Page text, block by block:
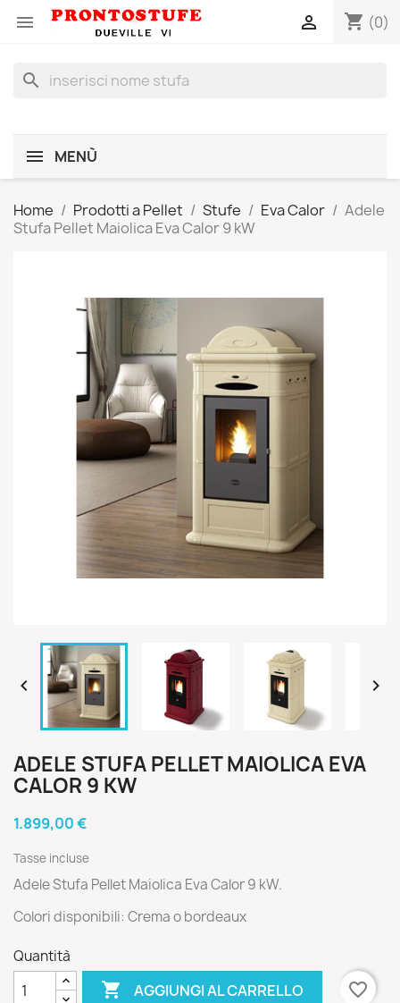
 shopping_cart (0)

search
MENÙ
Home Prodotti a Pellet Stufe Eva Calor
Adele
Stufa Pellet Maiolica Eva Calor 9 kW
 
ADELE STUFA PELLET MAIOLICA EVA
CALOR 9 KW
1.899,00 €
Tasse incluse
Adele Stufa Pellet Maiolica Eva Calor 9 kW.
Colori disponibili: Crema o bordeaux
Quantità
 AGGIUNGI AL CARRELLO
favorite_border